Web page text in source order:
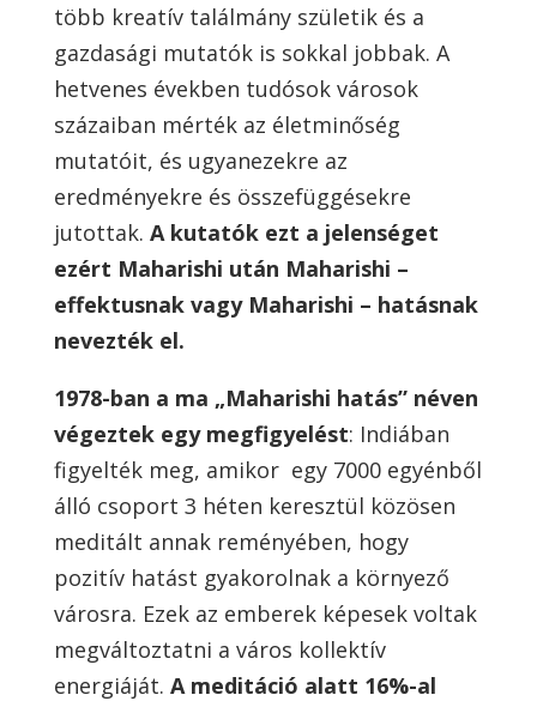
több kreatív találmány születik és a
gazdasági mutatók is sokkal jobbak. A
hetvenes években tudósok városok
százaiban mérték az életminőség
mutatóit, és ugyanezekre az
eredményekre és összefüggésekre
jutottak. A kutatók ezt a jelenséget
ezért Maharishi után Maharishi –
effektusnak vagy Maharishi – hatásnak
nevezték el.
1978-ban a ma „Maharishi hatás” néven
végeztek egy megfigyelést: Indiában
figyelték meg, amikor egy 7000 egyénből
álló csoport 3 héten keresztül közösen
meditált annak reményében, hogy
pozitív hatást gyakorolnak a környező
városra. Ezek az emberek képesek voltak
megváltoztatni a város kollektív
energiáját. A meditáció alatt 16%-al